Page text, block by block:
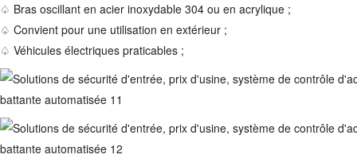
♤ Bras oscillant en acier inoxydable 304 ou en acrylique ;
♤ Convient pour une utilisation en extérieur ;
♤ Véhicules électriques praticables ;